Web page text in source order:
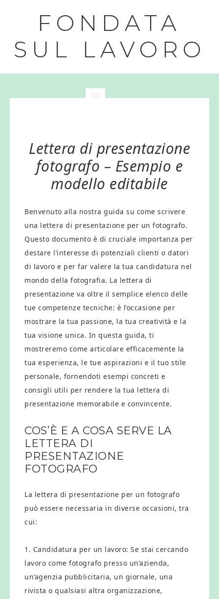
FONDATA
SUL LAVORO
Lettera di presentazione
fotografo – Esempio e
modello editabile
Benvenuto alla nostra guida su come scrivere
una lettera di presentazione per un fotografo.
Questo documento è di cruciale importanza per
destare l’interesse di potenziali clienti o datori
di lavoro e per far valere la tua candidatura nel
mondo della fotografia. La lettera di
presentazione va oltre il semplice elenco delle
tue competenze tecniche: è l’occasione per
mostrare la tua passione, la tua creatività e la
tua visione unica. In questa guida, ti
mostreremo come articolare efficacemente la
tua esperienza, le tue aspirazioni e il tuo stile
personale, fornendoti esempi concreti e
consigli utili per rendere la tua lettera di
presentazione memorabile e convincente.
COS’È E A COSA SERVE LA
LETTERA DI
PRESENTAZIONE
FOTOGRAFO
La lettera di presentazione per un fotografo
può essere necessaria in diverse occasioni, tra
cui:
1. Candidatura per un lavoro: Se stai cercando
lavoro come fotografo presso un’azienda,
un’agenzia pubblicitaria, un giornale, una
rivista o qualsiasi altra organizzazione,